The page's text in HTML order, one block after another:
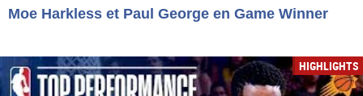
Moe Harkless et Paul George en Game Winner
HIGHLIGHTS